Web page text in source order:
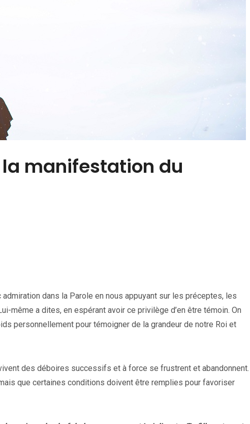
manifestation du
dans la Parole en nous appuyant sur les préceptes, les
même a dites, en espérant avoir ce privilège d’en être témoin. On
personnellement pour témoigner de la grandeur de notre Roi et
des déboires successifs et à force se frustrent et abandonnent.
que certaines conditions doivent être remplies pour favoriser